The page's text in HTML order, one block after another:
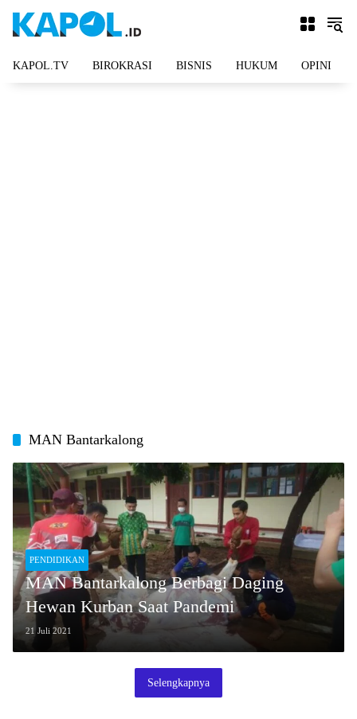
KAPOL.TV BIROKRASI BISNIS HUKUM OPINI
MAN Bantarkalong
PENDIDIKAN
MAN Bantarkalong Berbagi Daging
Hewan Kurban Saat Pandemi
21 Juli 2021
Selengkapnya